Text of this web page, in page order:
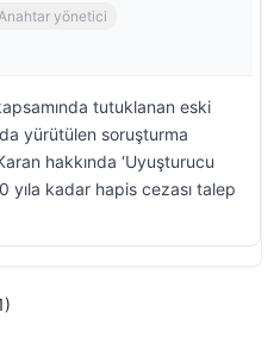
Anahtar yönetici
tutuklanan eski
yürütülen soruşturma
hakkında ‘Uyuşturucu
yıla kadar hapis cezası talep